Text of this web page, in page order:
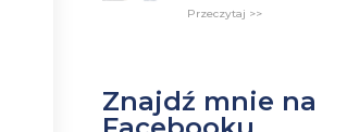
Przeczytaj >>
Znajdź mnie na